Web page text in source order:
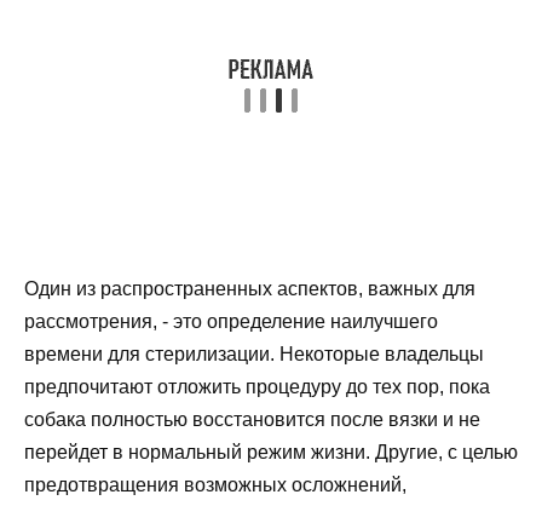
Один из распространенных аспектов, важных для
рассмотрения, - это определение наилучшего
времени для стерилизации. Некоторые владельцы
предпочитают отложить процедуру до тех пор, пока
собака полностью восстановится после вязки и не
перейдет в нормальный режим жизни. Другие, с целью
предотвращения возможных осложнений,